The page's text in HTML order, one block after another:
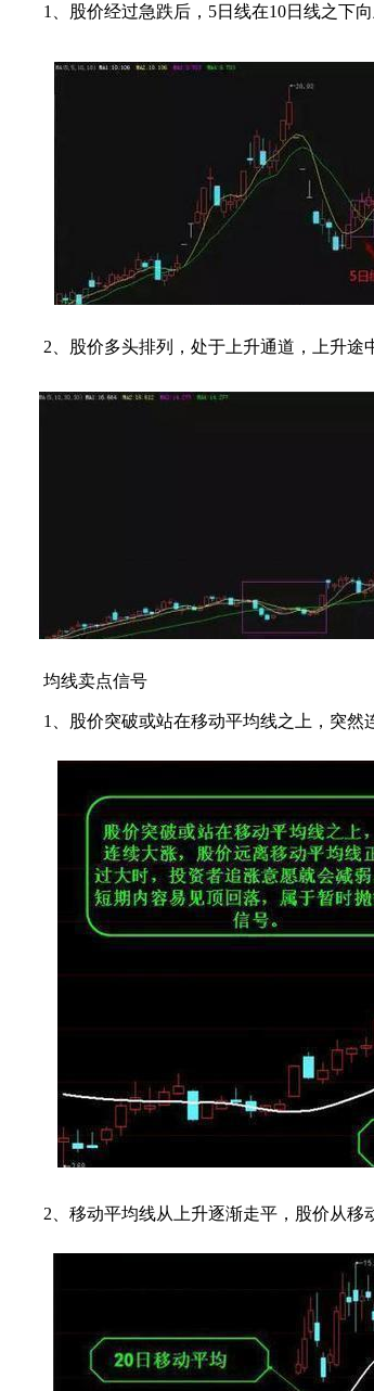
1、股价经过急跌后，5日线在10日线之下向
2、股价多头排列，处于上升通道，上升途
均线卖点信号
1、股价突破或站在移动平均线之上，突然
2、移动平均线从上升逐渐走平，股价从移